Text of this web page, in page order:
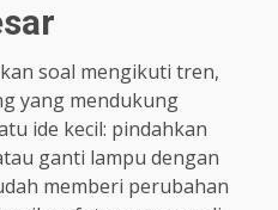
soal mengikuti tren,
yang mendukung
ide kecil: pindahkan
ganti lampu dengan
memberi perubahan